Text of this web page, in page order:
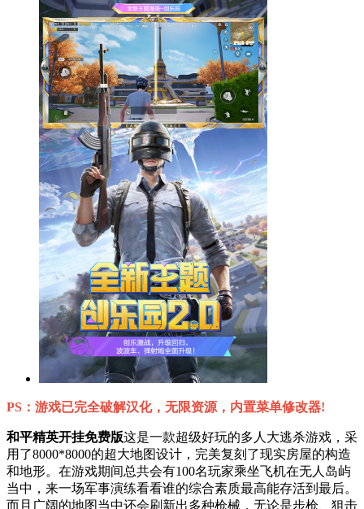
PS：游戏已完全破解汉化，无限资源，内置菜单修改器!
和平精英开挂免费版这是一款超级好玩的多人大逃杀游戏，采
用了8000*8000的超大地图设计，完美复刻了现实房屋的构造
和地形。在游戏期间总共会有100名玩家乘坐飞机在无人岛屿
当中，来一场军事演练看看谁的综合素质最高能存活到最后。
而且广阔的地图当中还会刷新出多种枪械，无论是步枪、狙击